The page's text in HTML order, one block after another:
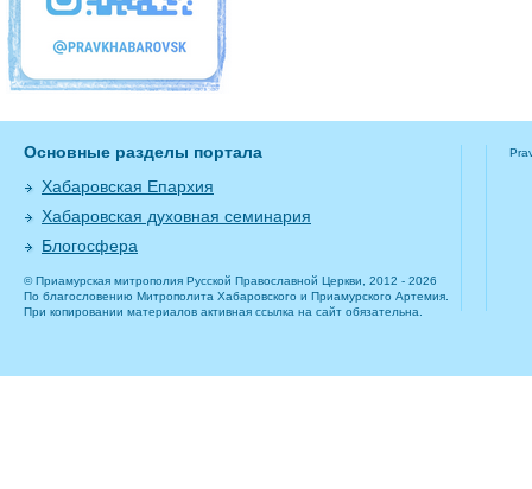
Основные разделы портала
Хабаровская Епархия
Хабаровская духовная семинария
Блогосфера
© Приамурская митрополия Русской Православной Церкви, 2012 - 2026
По благословению Митрополита Хабаровского и Приамурского Артемия.
При копировании материалов активная ссылка на сайт обязательна.